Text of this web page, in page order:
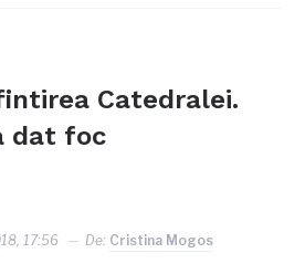
Catedralei.
dat foc
17:56 De: Cristina Mogos